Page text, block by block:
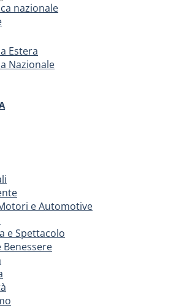
nazionale
Estera
Nazionale
e Automotive
e Spettacolo
Benessere